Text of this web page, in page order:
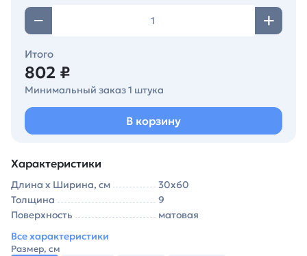
Итого
802 ₽
Минимальный заказ 1 штука
В корзину
Характеристики
Длина х Ширина, см
30х60
Толщина
9
Поверхность
матовая
Все характеристики
Размер, см